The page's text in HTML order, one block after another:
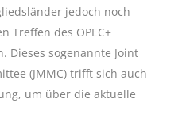
jedoch noch
Treffen des OPEC+
Dieses sogenannte Joint
(JMMC) trifft sich auch
um über die aktuelle